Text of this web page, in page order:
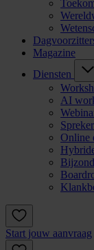
Magazine
Diensten
AI
Online
Start jouw aanvraag